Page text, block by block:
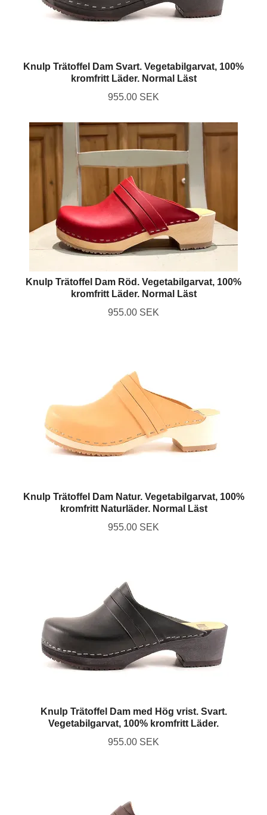
Knulp Trätoffel Dam Svart. Vegetabilgarvat, 100%
kromfritt Läder. Normal Läst
955.00 SEK
Knulp Trätoffel Dam Röd. Vegetabilgarvat, 100%
kromfritt Läder. Normal Läst
955.00 SEK
Knulp Trätoffel Dam Natur. Vegetabilgarvat, 100%
kromfritt Naturläder. Normal Läst
955.00 SEK
Knulp Trätoffel Dam med Hög vrist. Svart.
Vegetabilgarvat, 100% kromfritt Läder.
955.00 SEK